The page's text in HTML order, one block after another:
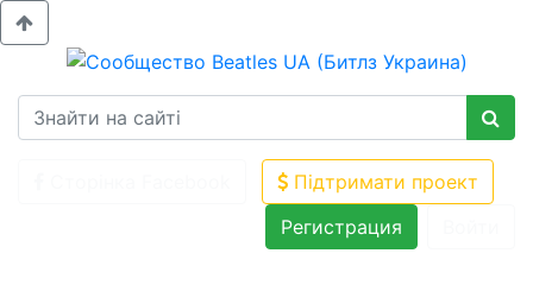
Підтримати проект
Регистрация